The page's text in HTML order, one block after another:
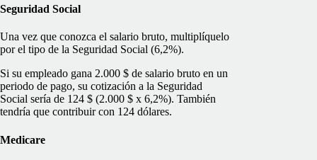
Seguridad Social
Una vez que conozca el salario bruto, multiplíquelo
por el tipo de la Seguridad Social (6,2%).
Si su empleado gana 2.000 $ de salario bruto en un
periodo de pago, su cotización a la Seguridad
Social sería de 124 $ (2.000 $ x 6,2%). También
tendría que contribuir con 124 dólares.
Medicare